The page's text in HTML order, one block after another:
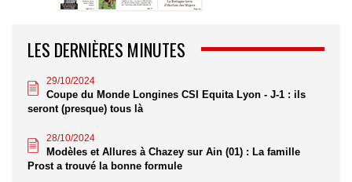
LES DERNIÈRES MINUTES
29/10/2024
Coupe du Monde Longines CSI Equita Lyon - J-1 : ils
seront (presque) tous là
28/10/2024
Modèles et Allures à Chazey sur Ain (01) : La famille
Prost a trouvé la bonne formule